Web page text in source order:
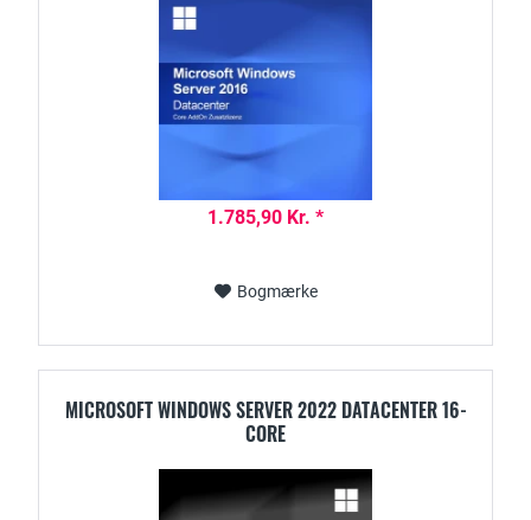
1.785,90 Kr. *
Bogmærke
MICROSOFT WINDOWS SERVER 2022 DATACENTER 16-
CORE